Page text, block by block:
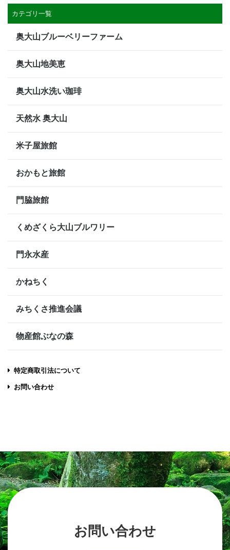
カテゴリ一覧
奥大山ブルーベリーファーム
奥大山地美恵
奥大山水洗い珈琲
天然水 奥大山
米子屋旅館
おかもと旅館
門脇旅館
くめざくら大山ブルワリー
門永水産
かねちく
みちくさ推進会議
物産館ぶなの森
特定商取引法について
お問い合わせ
お問い合わせ